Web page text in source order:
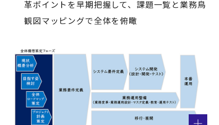
革ポイントを早期把握して、課題一覧と業務鳥
観図マッピングで全体を俯瞰